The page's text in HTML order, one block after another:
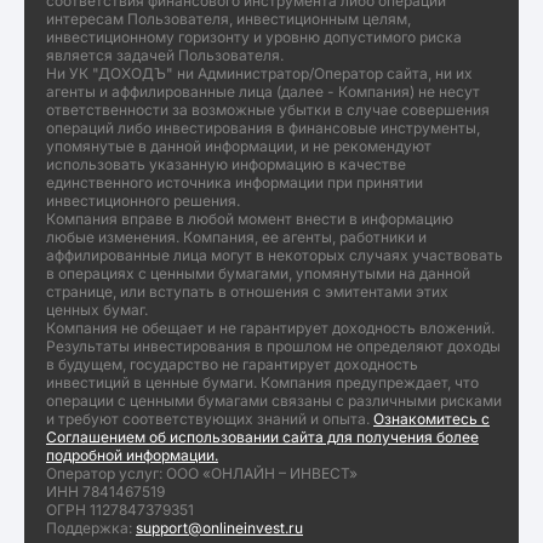
интересам Пользователя, инвестиционным целям,
инвестиционному горизонту и уровню допустимого риска
является задачей Пользователя.
Ни УК "ДОХОДЪ" ни Администратор/Оператор сайта, ни их
агенты и аффилированные лица (далее - Компания) не несут
ответственности за возможные убытки в случае совершения
операций либо инвестирования в финансовые инструменты,
упомянутые в данной информации, и не рекомендуют
использовать указанную информацию в качестве
единственного источника информации при принятии
инвестиционного решения.
Компания вправе в любой момент внести в информацию
любые изменения. Компания, ее агенты, работники и
аффилированные лица могут в некоторых случаях участвовать
в операциях с ценными бумагами, упомянутыми на данной
странице, или вступать в отношения с эмитентами этих
ценных бумаг.
Компания не обещает и не гарантирует доходность вложений.
Результаты инвестирования в прошлом не определяют доходы
в будущем, государство не гарантирует доходность
инвестиций в ценные бумаги. Компания предупреждает, что
операции с ценными бумагами связаны с различными рисками
и требуют соответствующих знаний и опыта. Ознакомитесь с
Соглашением об использовании сайта для получения более
подробной информации.
Оператор услуг: ООО «ОНЛАЙН – ИНВЕСТ»
ИНН 7841467519
ОГРН 1127847379351
Поддержка: support@onlineinvest.ru